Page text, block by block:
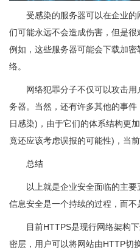
受感染的服务器可以在企业
们可能永远不会造成伤害，但是很
例如，这些服务器可能会下载加
络。
网络犯罪分子不仅可以攻击
务器。当然，还有许多其他的事
日感染)，由于它们的体系结构更
竟还应该考虑误报的可能性)，当
总结
以上就是企业安全面临的主要
信息安全是一个持续的过程，而不
目前HTTPS是现行网络架构
密层，用户可以将网站由HTTP切